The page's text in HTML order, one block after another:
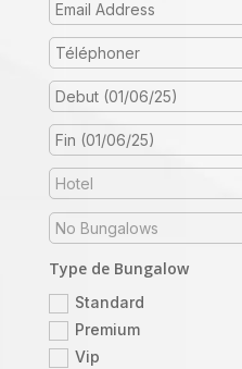
Type de Bungalow
Standard
Premium
Vip